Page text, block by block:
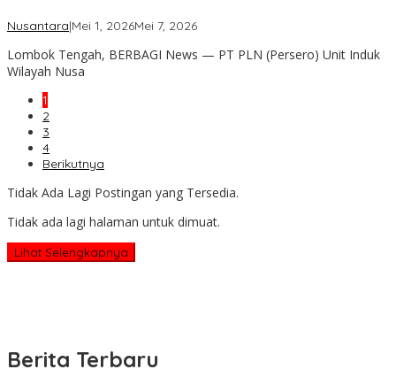
Nusantara|Mei 1, 2026Mei 7, 2026oleh
Lombok Tengah, BERBAGI News — PT PLN (Persero) Unit Induk
Wilayah Nusa
1
2
3
4
Berikutnya
Tidak Ada Lagi Postingan yang Tersedia.
Tidak ada lagi halaman untuk dimuat.
Lihat Selengkapnya
Berita Terbaru